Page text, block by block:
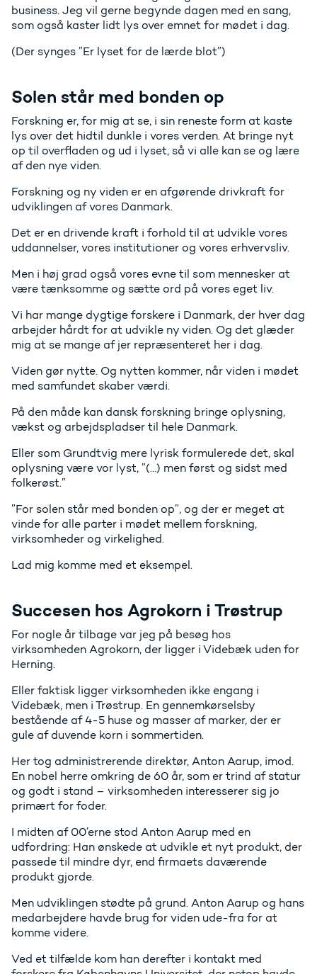
business. Jeg vil gerne begynde dagen med en sang,
som også kaster lidt lys over emnet for mødet i dag.
(Der synges ”Er lyset for de lærde blot”)
Solen står med bonden op
Forskning er, for mig at se, i sin reneste form at kaste
lys over det hidtil dunkle i vores verden. At bringe nyt
op til overfladen og ud i lyset, så vi alle kan se og lære
af den nye viden.
Forskning og ny viden er en afgørende drivkraft for
udviklingen af vores Danmark.
Det er en drivende kraft i forhold til at udvikle vores
uddannelser, vores institutioner og vores erhvervsliv.
Men i høj grad også vores evne til som mennesker at
være tænksomme og sætte ord på vores eget liv.
Vi har mange dygtige forskere i Danmark, der hver dag
arbejder hårdt for at udvikle ny viden. Og det glæder
mig at se mange af jer repræsenteret her i dag.
Viden gør nytte. Og nytten kommer, når viden i mødet
med samfundet skaber værdi.
På den måde kan dansk forskning bringe oplysning,
vækst og arbejdspladser til hele Danmark.
Eller som Grundtvig mere lyrisk formulerede det, skal
oplysning være vor lyst, ”(…) men først og sidst med
folkerøst.”
”For solen står med bonden op”, og der er meget at
vinde for alle parter i mødet mellem forskning,
virksomheder og virkelighed.
Lad mig komme med et eksempel.
Succesen hos Agrokorn i Trøstrup
For nogle år tilbage var jeg på besøg hos
virksomheden Agrokorn, der ligger i Videbæk uden for
Herning.
Eller faktisk ligger virksomheden ikke engang i
Videbæk, men i Trøstrup. En gennemkørselsby
bestående af 4-5 huse og masser af marker, der er
gule af duvende korn i sommertiden.
Her tog administrerende direktør, Anton Aarup, imod.
En nobel herre omkring de 60 år, som er trind af statur
og godt i stand – virksomheden interesserer sig jo
primært for foder.
I midten af 00’erne stod Anton Aarup med en
udfordring: Han ønskede at udvikle et nyt produkt, der
passede til mindre dyr, end firmaets daværende
produkt gjorde.
Men udviklingen stødte på grund. Anton Aarup og hans
medarbejdere havde brug for viden ude-fra for at
komme videre.
Ved et tilfælde kom han derefter i kontakt med